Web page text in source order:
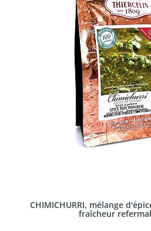
CHIMICHURRI, mélange
fraîcheur